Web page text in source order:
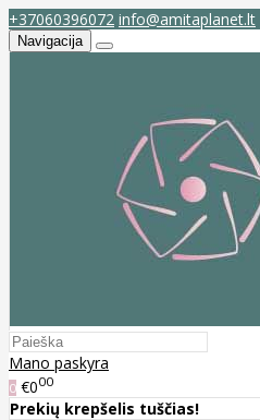
+37060396072 info@amitaplanet.lt
Navigacija
Mano paskyra
0 €000
Prekių krepšelis tuščias!